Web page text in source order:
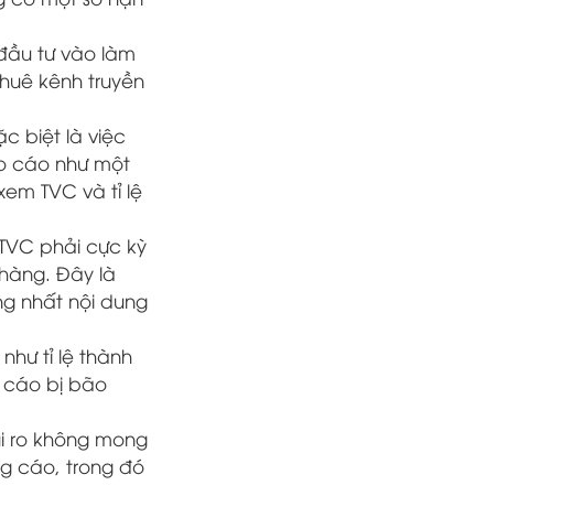
tư vào làm
kênh truyền
biệt là việc
cáo như một
TVC và tỉ lệ
phải cực kỳ
Đây là
nhất nội dung
tỉ lệ thành
cáo bị bão
ro không mong
cáo, trong đó